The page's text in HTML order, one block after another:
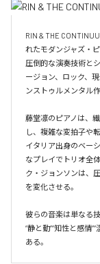
RIN & THE
れたモダンジャズ・ピ
圧倒的な演奏技術と
ージョン、ロック、
ンストゥルメンタル
藤堂凛のピアノは、
し、複雑な変拍子や
イタリア出身のベー
なプレイでトリオ全
ク・ジョンソンは、
を変化させる。
彼らの音楽は単なる
“静と動”“知性と感情
ある。